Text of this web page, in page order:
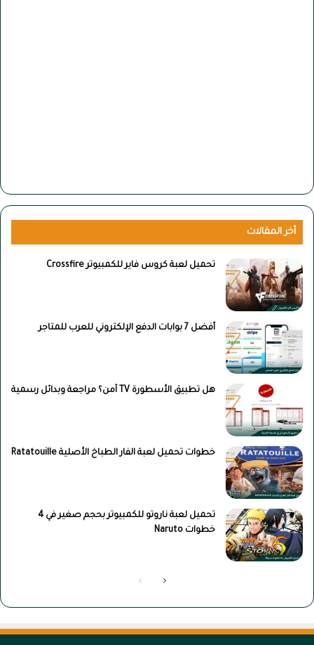
أخر المقالات
تحميل لعبة كروس فاير للكمبيوتر Crossfire
أفضل 7 بوابات الدفع الإلكتروني للعرب للمتاجر
هل تطبيق الأسطورة TV آمن؟ مراجعة وبدائل رسمية
خطوات تحميل لعبة الفار الطباخ الأصلية Ratatouille
تحميل لعبة ناروتو للكمبيوتر بحجم صغير في 4
خطوات Naruto
الصفحةالصفحة